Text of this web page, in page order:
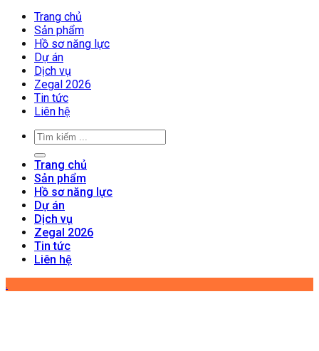
Trang chủ
Sản phẩm
Hồ sơ năng lực
Dự án
Dịch vụ
Zegal 2026
Tin tức
Liên hệ
Trang chủ
Sản phẩm
Hồ sơ năng lực
Dự án
Dịch vụ
Zegal 2026
Tin tức
Liên hệ
.